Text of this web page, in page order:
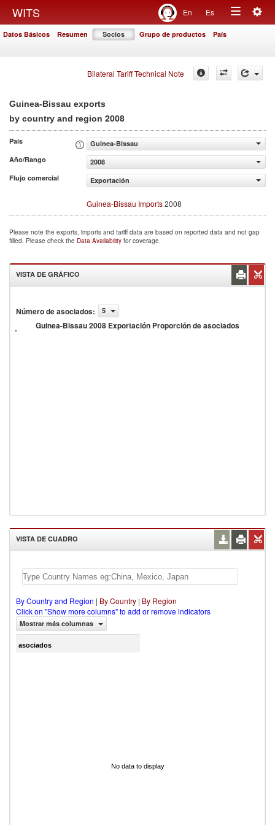
WITS En Es
Toggle
Datos Básicos Resumen Socios Grupo de productos País
Bilateral Tariff Technical Note
Guinea-Bissau exports
by country and region 2008
País
Guinea-Bissau
Año/Rango
2008
Flujo comercial
Exportación
Guinea-Bissau Imports2008
Please note the exports, imports and tariff data are based on reported data and not gap
filled. Please check the Data Availability for coverage.
VISTA DE GRÁFICO
Número de asociados: 5
Guinea-Bissau 2008 Exportación Proporción de asociados
VISTA DE CUADRO
By Country and Region | By Country | By Region
Click on "Show more columns" to add or remove indicators
Mostrar más columnas
asociados
No data to display